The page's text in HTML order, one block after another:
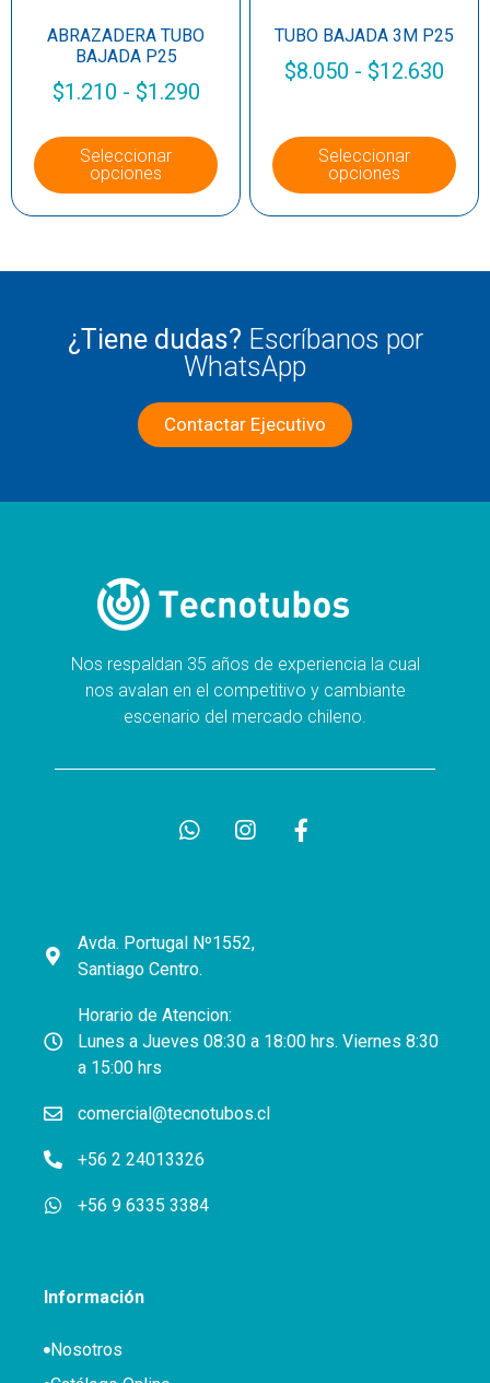
ABRAZADERA TUBO
BAJADA P25
$1.210 - $1.290
Seleccionar
opciones
TUBO BAJADA 3M P25
$8.050 - $12.630
Seleccionar
opciones
¿Tiene dudas? Escríbanos por
WhatsApp
Contactar Ejecutivo
Nos respaldan 35 años de experiencia la cual
nos avalan en el competitivo y cambiante
escenario del mercado chileno.
Avda. Portugal Nº1552,
Santiago Centro.
Horario de Atencion:
Lunes a Jueves 08:30 a 18:00 hrs. Viernes 8:30
a 15:00 hrs
comercial@tecnotubos.cl
+56 2 24013326
+56 9 6335 3384
Información
Nosotros